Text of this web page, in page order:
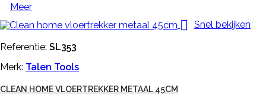
Meer
 Snel bekijken
Referentie: SL353
Merk: Talen Tools
CLEAN HOME VLOERTREKKER METAAL 45CM